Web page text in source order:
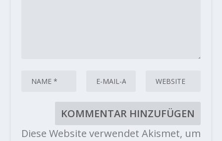
Diese Website verwendet Akismet, um